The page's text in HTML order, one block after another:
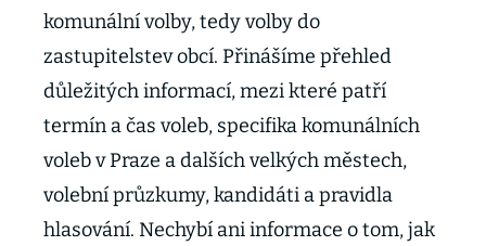
komunální volby, tedy volby do
zastupitelstev obcí. Přinášíme přehled
důležitých informací, mezi které patří
termín a čas voleb, specifika komunálních
voleb v Praze a dalších velkých městech,
volební průzkumy, kandidáti a pravidla
hlasování. Nechybí ani informace o tom, jak